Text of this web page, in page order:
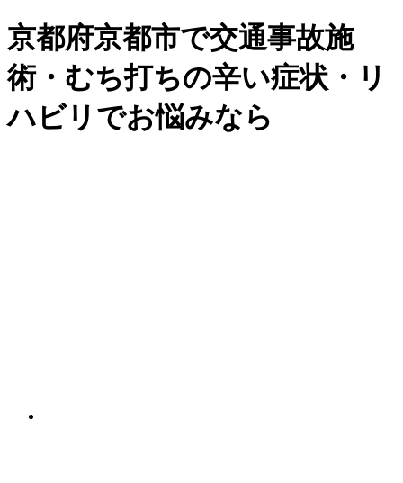
京都府京都市で交通事故施
術・むち打ちの辛い症状・リ
ハビリでお悩みなら